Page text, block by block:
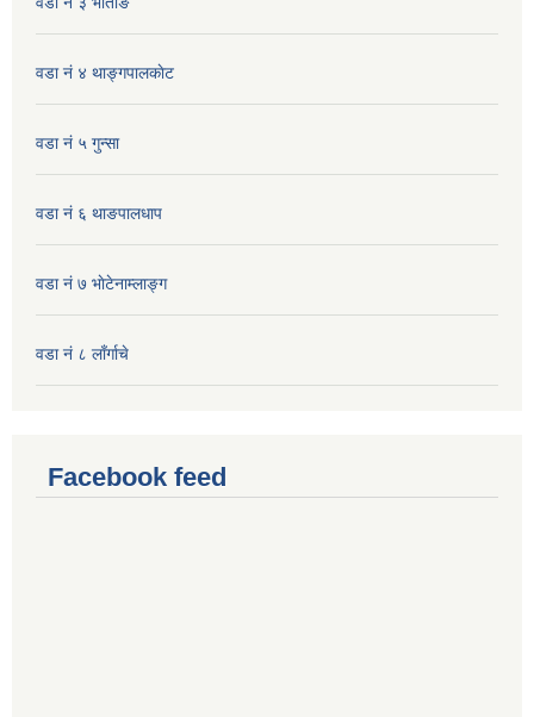
वडा नं ४ थाङ्गपालकाेट
वडा नं ५ गुन्सा
वडा नं ६ थाङपालधाप
वडा नं ७ भाेटेनाम्लाङ्ग
वडा नं ८ लाँर्गाचे
Facebook feed